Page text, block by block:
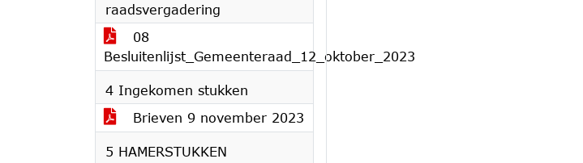
raadsvergadering
08
Besluitenlijst_Gemeenteraad_12_oktober_2023
4 Ingekomen stukken
Brieven 9 november 2023
5 HAMERSTUKKEN